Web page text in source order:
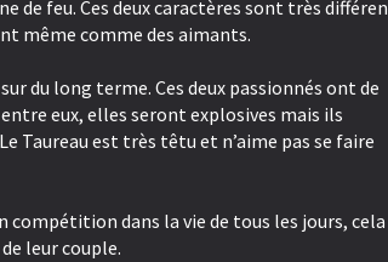
de feu. Ces deux caractères sont très
même comme des aimants.
du long terme. Ces deux passionnés ont de
eux, elles seront explosives mais ils
Taureau est très têtu et n’aime pas se faire
dans la vie de tous les jours, cela
leur couple.